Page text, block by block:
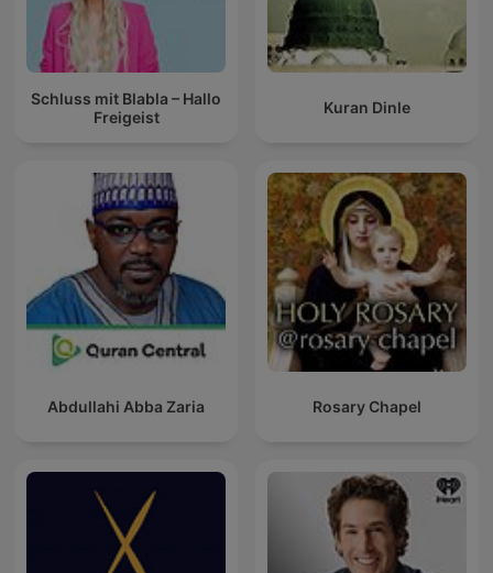
Schluss mit Blabla – Hallo
Freigeist
Kuran Dinle
Abdullahi Abba Zaria Rosary Chapel